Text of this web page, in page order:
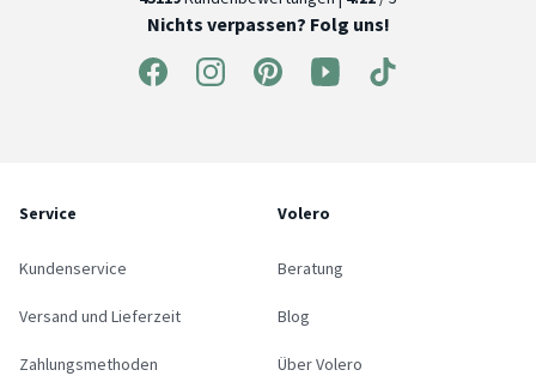
Nichts verpassen? Folg uns!
Service
Kundenservice
Versand und Lieferzeit
Zahlungsmethoden
Volero
Beratung
Blog
Über Volero